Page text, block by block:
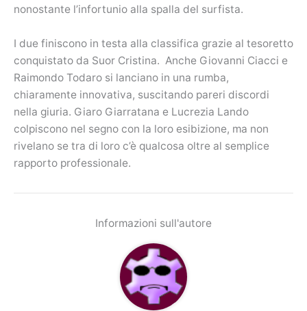
nonostante l’infortunio alla spalla del surfista.
I due finiscono in testa alla classifica grazie al tesoretto
conquistato da Suor Cristina. Anche Giovanni Ciacci e
Raimondo Todaro si lanciano in una rumba,
chiaramente innovativa, suscitando pareri discordi
nella giuria. Giaro Giarratana e Lucrezia Lando
colpiscono nel segno con la loro esibizione, ma non
rivelano se tra di loro c’è qualcosa oltre al semplice
rapporto professionale.
Informazioni sull'autore